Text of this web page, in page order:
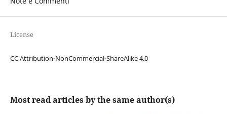
License
CC Attribution-NonCommercial-ShareAlike 4.0
Most read articles by the same author(s)